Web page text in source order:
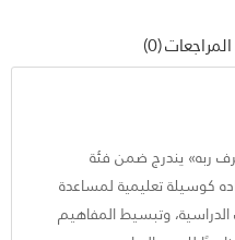
المراجعات (0)
ربه» يندرج ضمن فئة
كوسيلة تعليمية لمساعدة
الدراسية، وتبسيط المفاهيم